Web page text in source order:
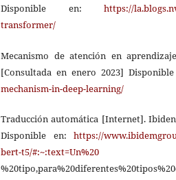
Disponible en: https://
transformer/
Mecanismo de atención en
[Consultada en enero 2023]
mechanism-in-deep-learning/
Traducción automática [Internet].
Disponible en: https://
bert-t5/#:~:text=Un%20